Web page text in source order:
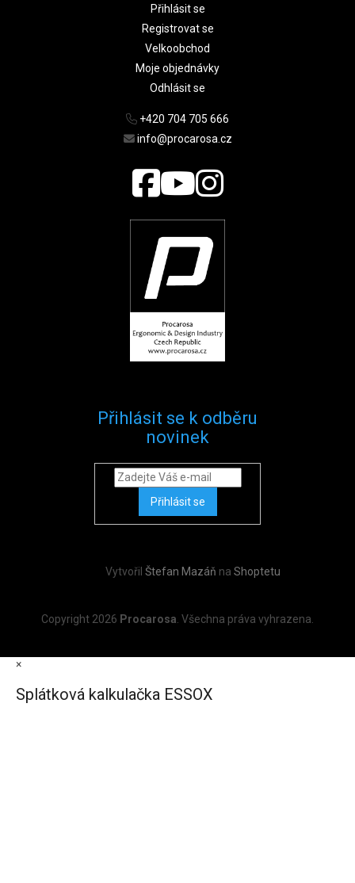
Přihlásit se
Registrovat se
Velkoobchod
Moje objednávky
Odhlásit se
+420 704 705 666
info@procarosa.cz
Přihlásit se k odběru
novinek
Přihlásit se
Vytvořil Štefan Mazáň na Shoptetu
Copyright 2026 Procarosa . Všechna práva vyhrazena.
×
Splátková kalkulačka ESSOX